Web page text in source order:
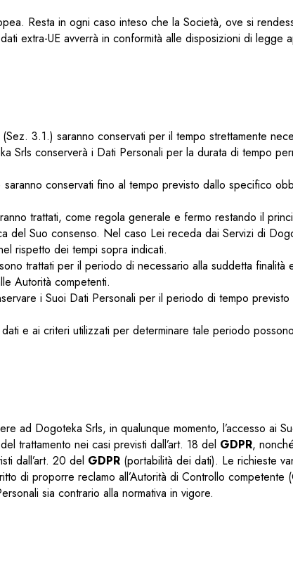
Resta in ogni caso inteso che la Società, ove si
extra-UE avverrà in conformità alle disposizioni di
3.1.) saranno conservati per il tempo strettamente
Srls conserverà i Dati Personali per la durata di tempo
conservati fino al tempo previsto dallo specifico
trattati, come regola generale e fermo restando il
del Suo consenso. Nel caso Lei receda dai Servizi di
rispetto dei tempi sopra indicati.
trattati per il periodo di necessario alla suddetta finalità
Autorità competenti.
i Suoi Dati Personali per il periodo di tempo
e ai criteri utilizzati per determinare tale periodo
ad Dogoteka Srls, in qualunque momento, l’accesso ai
trattamento nei casi previsti dall’art. 18 del GDPR,
dall’art. 20 del GDPR(portabilità dei dati). Le richieste
di proporre reclamo all’Autorità di Controllo
sia contrario alla normativa in vigore.